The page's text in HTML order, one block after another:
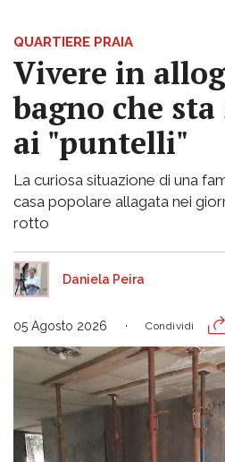
QUARTIERE PRAIA
Vivere in
bagno che
ai "puntelli"
La curiosa situazione di una
casa popolare allagata nei
rotto
Daniela Peira
05 Agosto 2026 Condividi